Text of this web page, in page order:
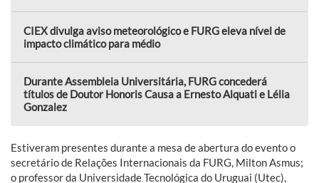
CIEX divulga aviso meteorológico e FURG eleva nível de
impacto climático para médio
Durante Assembleia Universitária, FURG concederá
títulos de Doutor Honoris Causa a Ernesto Alquati e Lélia
Gonzalez
Estiveram presentes durante a mesa de abertura do evento o
secretário de Relações Internacionais da FURG, Milton Asmus;
o professor da Universidade Tecnológica do Uruguai (Utec),